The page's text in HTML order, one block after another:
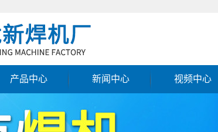
产品中心
缝焊机
新闻中心
行业新闻
视频中心